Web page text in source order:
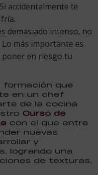
accidentalmente te
demasiado intenso, no
más importante es
en riesgo tu
formación que
en un chef
de la cocina
Curso de
con el que entre
nuevas
y
logrando una
de texturas,